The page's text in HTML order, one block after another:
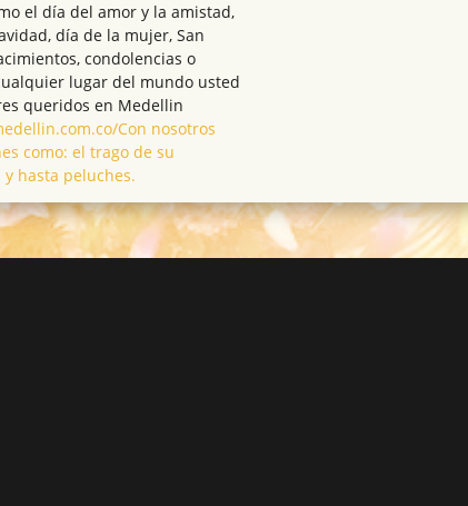
el día del amor y la amistad,
día de la mujer, San
condolencias o
lugar del mundo usted
queridos en Medellin
Con nosotros
como: el trago de su
hasta peluches.